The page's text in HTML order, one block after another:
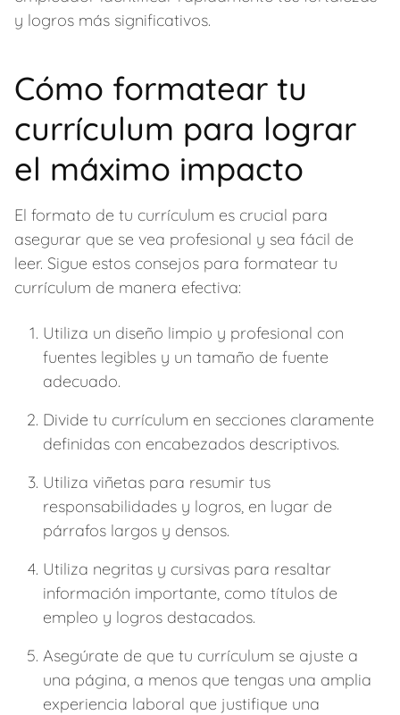
y logros más significativos.
Cómo formatear tu
currículum para lograr
el máximo impacto
El formato de tu currículum es crucial para
asegurar que se vea profesional y sea fácil de
leer. Sigue estos consejos para formatear tu
currículum de manera efectiva:
Utiliza un diseño limpio y profesional con
fuentes legibles y un tamaño de fuente
adecuado.
Divide tu currículum en secciones claramente
definidas con encabezados descriptivos.
Utiliza viñetas para resumir tus
responsabilidades y logros, en lugar de
párrafos largos y densos.
Utiliza negritas y cursivas para resaltar
información importante, como títulos de
empleo y logros destacados.
Asegúrate de que tu currículum se ajuste a
una página, a menos que tengas una amplia
experiencia laboral que justifique una